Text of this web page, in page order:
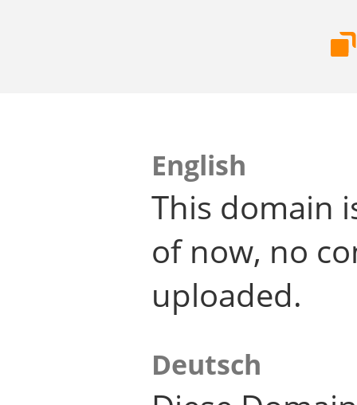
English
This domain
of now, no
uploaded.
Deutsch